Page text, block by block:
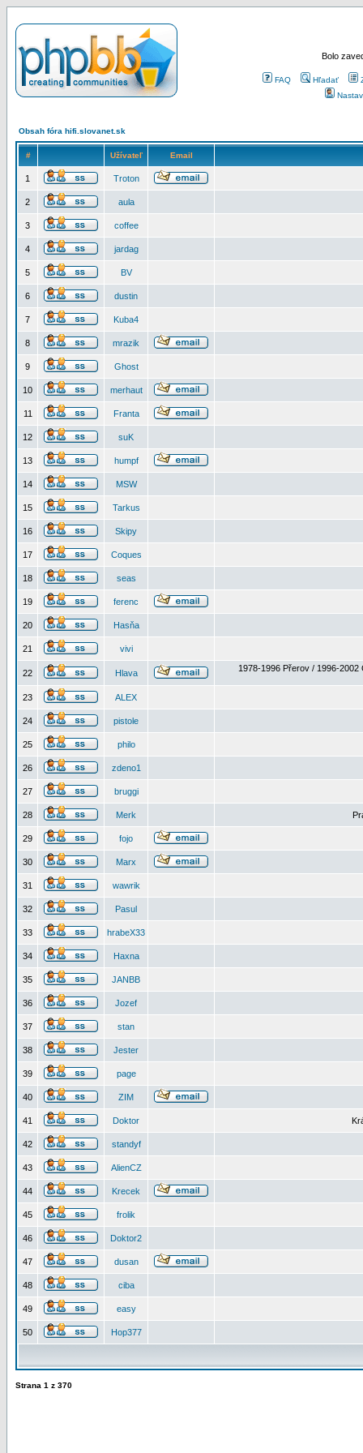
Bolo
FAQ Hľadať
Obsah fóra hifi.slovanet.sk
# Užívateľ Email
1 Troton
2 aula
3 coffee
4 jardag
5 BV
6 dustin
7 Kuba4
8 mrazik
9 Ghost
10 merhaut
11 Franta
12 suK
13 humpf
14 MSW
15 Tarkus
16 Skipy
17 Coques
18 seas
19 ferenc
20 Hasňa
21 vivi
22 Hlava 1978-1996 Přerov / 1996-2002
23 ALEX
24 pistole
25 philo
26 zdeno1
27 bruggi
28 Merk
29 fojo
30 Marx
31 wawrik
32 Pasul
33 hrabeX33
34 Haxna
35 JANBB
36 Jozef
37 stan
38 Jester
39 page
40 ZIM
41 Doktor
42 standyf
43 AlienCZ
44 Krecek
45 frolik
46 Doktor2
47 dusan
48 ciba
49 easy
50 Hop377
Strana 1 z 370